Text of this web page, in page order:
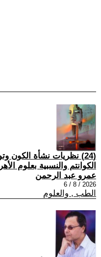
(24) نظريات نشأة الكون
الكوانتم والنسبية بعلوم
عمرو عبد الرحمن
2026 / 8 / 6
الطب , والعلوم